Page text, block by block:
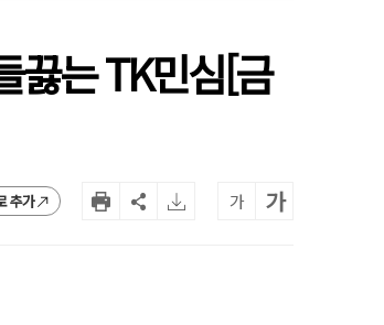
끓는 TK민심[금
추가 가 가